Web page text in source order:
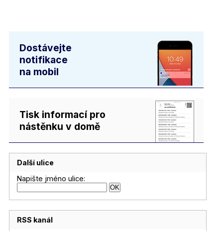
Dostávejte
notifikace
na mobil
Tisk informací pro
nástěnku v domě
Další ulice
Napište jméno ulice:
RSS kanál